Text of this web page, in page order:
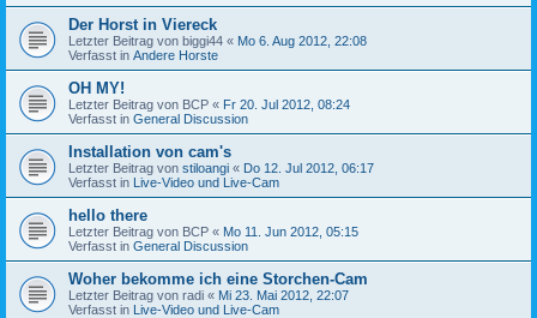
Der Horst in Viereck
Letzter Beitrag von biggi44 « Mo 6. Aug 2012, 22:08
Verfasst in Andere Horste
OH MY!
Letzter Beitrag von BCP « Fr 20. Jul 2012, 08:24
Verfasst in General Discussion
Installation von cam's
Letzter Beitrag von stiloangi « Do 12. Jul 2012, 06:17
Verfasst in Live-Video und Live-Cam
hello there
Letzter Beitrag von BCP « Mo 11. Jun 2012, 05:15
Verfasst in General Discussion
Woher bekomme ich eine Storchen-Cam
Letzter Beitrag von radi « Mi 23. Mai 2012, 22:07
Verfasst in Live-Video und Live-Cam